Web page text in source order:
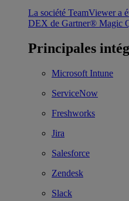
La société TeamViewer a
DEX de Gartner® Magic
Principales
Microsoft Intune
ServiceNow
Freshworks
Jira
Salesforce
Zendesk
Slack